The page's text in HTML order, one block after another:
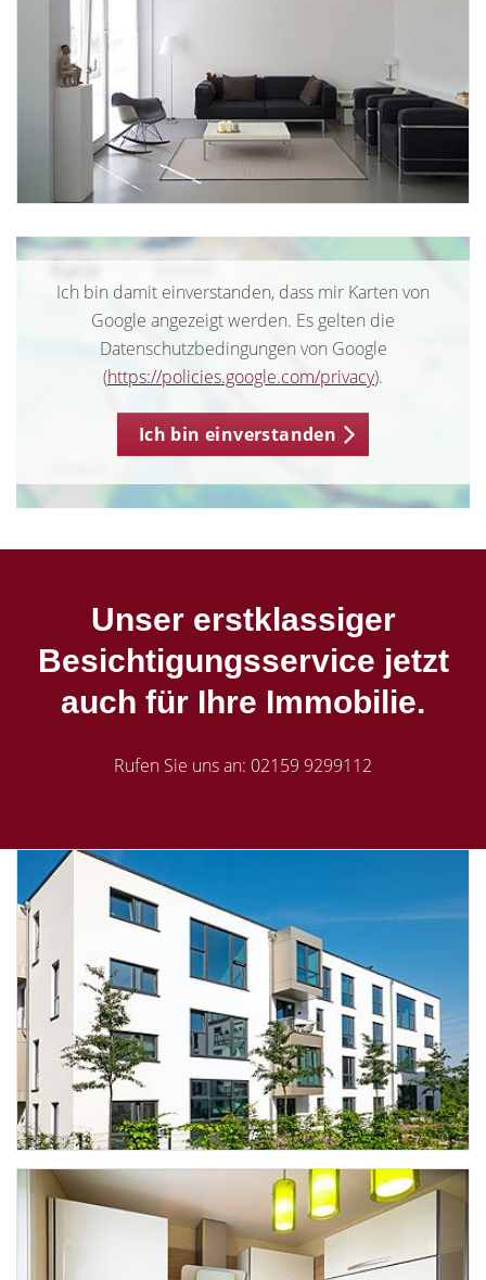
Ich bin damit einverstanden, dass mir Karten von
Google angezeigt werden. Es gelten die
Datenschutzbedingungen von Google
(https://policies.google.com/privacy).
Ich bin einverstanden
Unser erstklassiger
Besichtigungsservice jetzt
auch für Ihre Immobilie.
Rufen Sie uns an: 02159 9299112